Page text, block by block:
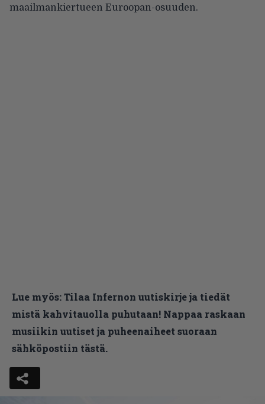
maailmankiertueen Euroopan-osuuden.
Lue myös:Tilaa Infernon uutiskirje ja tiedät
mistä kahvitauolla puhutaan! Nappaa raskaan
musiikin uutiset ja puheenaiheet suoraan
sähköpostiin tästä.